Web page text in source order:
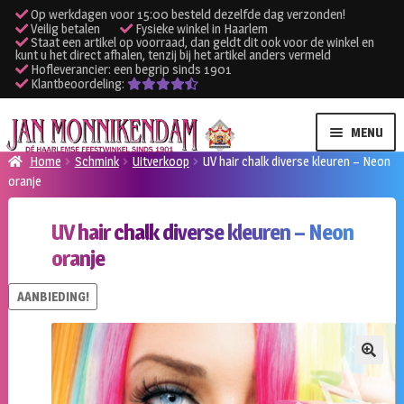
Op werkdagen voor 15:00 besteld dezelfde dag verzonden!
Veilig betalen
Fysieke winkel in Haarlem
Staat een artikel op voorraad, dan geldt dit ook voor de winkel en
kunt u het direct afhalen, tenzij bij het artikel anders vermeld
Hofleverancier: een begrip sinds 1901
Klantbeoordeling:
Ga
door
naar
navigatie
Ga
naar
de
inhoud
MENU
Verhuur apparatuur
Onze winkel
Klantenservice
Inloggen
Home Schmink Uitverkoop
UV hair chalk diverse kleuren – Neon
oranje
UV hair chalk diverse kleuren – Neon
oranje
AANBIEDING!
🔍